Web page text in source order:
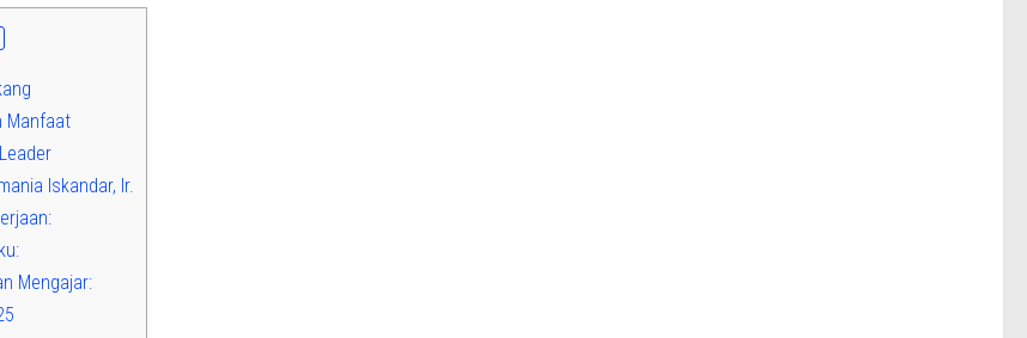
Manfaat
Iskandar, Ir.
Mengajar: